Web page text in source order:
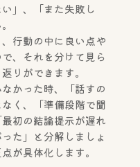
」、「また失敗し
行動の中に良い点や
、それを分けて見ら
りができます。
かった時、「話すの
く、「準備段階で聞
初の結論提示が遅れ
た」と分解しましょ
が具体化します。